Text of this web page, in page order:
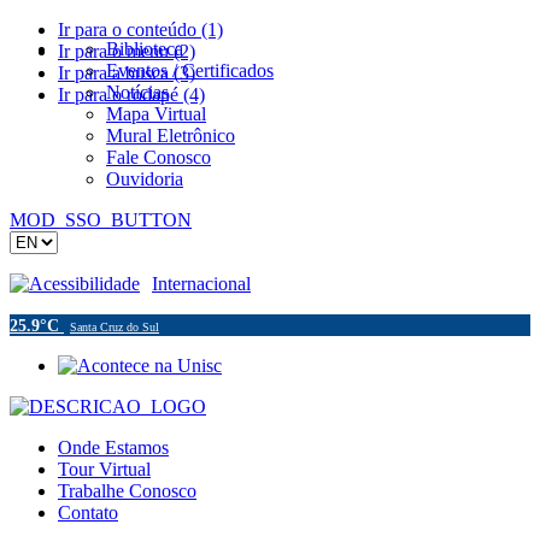
Ir para o conteúdo (1)
Ir para o menu (2)
Ir para a busca (3)
Ir para o rodapé (4)
Biblioteca
Eventos / Certificados
Notícias
Mapa Virtual
Mural Eletrônico
Fale Conosco
Ouvidoria
MOD_SSO_BUTTON
Acessibilidade Internacional
25.9°C Santa Cruz do Sul
Onde Estamos
Tour Virtual
Trabalhe Conosco
Contato